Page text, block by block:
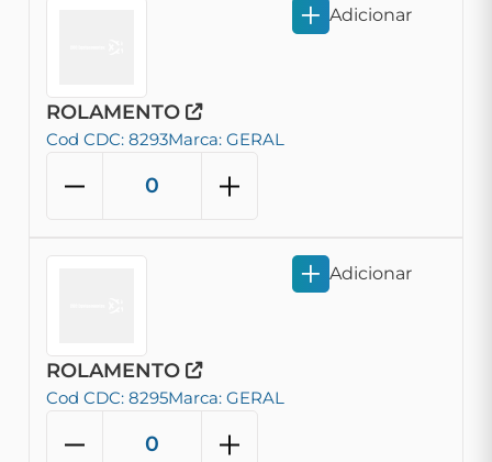
ROLAMENTO
Cod CDC: 8293Marca: GERAL
Adicionar
ROLAMENTO
Cod CDC: 8295Marca: GERAL
Adicionar